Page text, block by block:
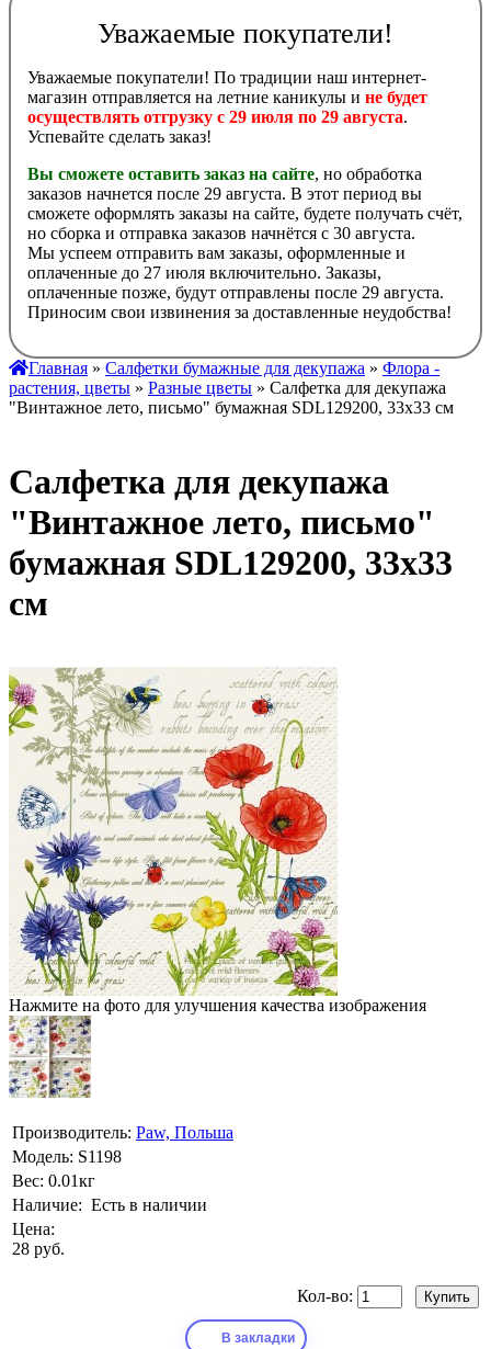
Уважаемые покупатели!
Уважаемые покупатели! По традиции наш интернет-
магазин отправляется на летние каникулы и не будет
осуществлять отгрузку с 29 июля по 29 августа.
Успевайте сделать заказ!
Вы сможете оставить заказ на сайте, но обработка
заказов начнется после 29 августа. В этот период вы
сможете оформлять заказы на сайте, будете получать счёт,
но сборка и отправка заказов начнётся с 30 августа.
Мы успеем отправить вам заказы, оформленные и
оплаченные до 27 июля включительно. Заказы,
оплаченные позже, будут отправлены после 29 августа.
Приносим свои извинения за доставленные неудобства!
Главная » Салфетки бумажные для декупажа » Флора -
растения, цветы » Разные цветы » Салфетка для декупажа
"Винтажное лето, письмо" бумажная SDL129200, 33х33 см
Салфетка для декупажа
"Винтажное лето, письмо"
бумажная SDL129200, 33х33
см
Нажмите на фото для улучшения качества изображения
Производитель: Paw, Польша
Модель: S1198
Вес: 0.01кг
Наличие: Есть в наличии
Цена:
28 руб.
Кол-во:
В закладки